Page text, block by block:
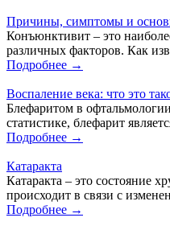
Причины, симптомы и
Конъюнктивит – это
различных факторов. Как
Подробнее →
Воспаление века: что это
Блефаритом в
статистике, блефарит
Подробнее →
Катаракта
Катаракта – это состояние
происходит в связи с
Подробнее →